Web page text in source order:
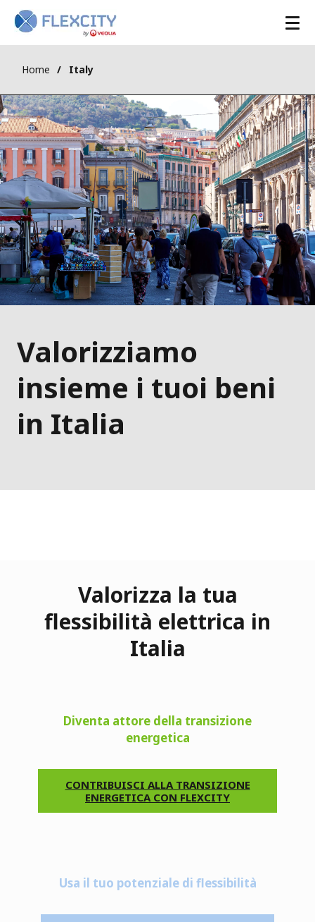
Home Italy
Valorizziamo
insieme i tuoi beni
in Italia
Valorizza la tua
flessibilità elettrica in
Italia
Diventa attore della transizione
energetica
CONTRIBUISCI ALLA TRANSIZIONE
ENERGETICA CON FLEXCITY
Usa il tuo potenziale di flessibilità